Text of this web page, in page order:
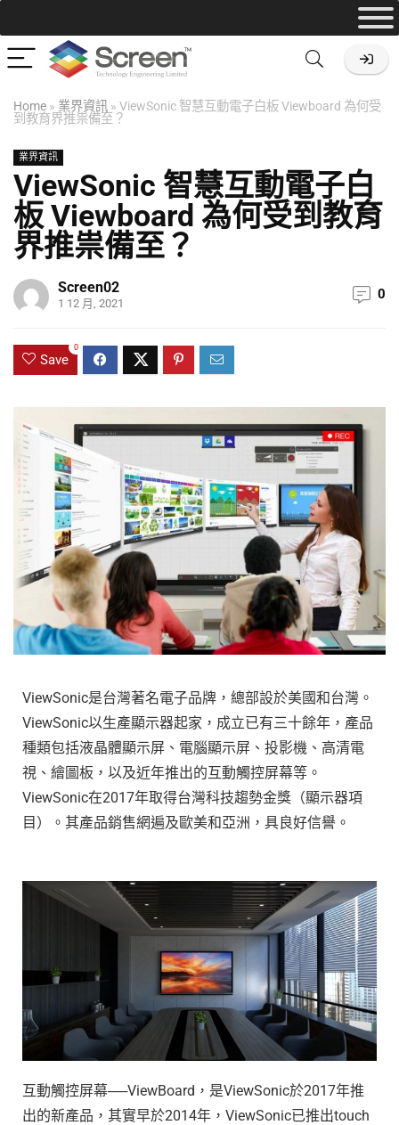
Home » 業界資訊 » ViewSonic 智慧互動電子白板 Viewboard 為何受
到教育界推祟備至？
業界資訊
ViewSonic 智慧互動電子白
板 Viewboard 為何受到教育
界推祟備至？
Screen02
1 12 月, 2021
0
Save
0
ViewSonic是台灣著名電子品牌，總部設於美國和台灣。
ViewSonic以生產顯示器起家，成立已有三十餘年，產品
種類包括液晶體顯示屏、電腦顯示屏、投影機、高清電
視、繪圖板，以及近年推出的互動觸控屏幕等。
ViewSonic在2017年取得台灣科技趨勢金獎（顯示器項
目）。其產品銷售網遍及歐美和亞洲，具良好信譽。
互動觸控屏幕──ViewBoard，是ViewSonic於2017年推
出的新產品，其實早於2014年，ViewSonic已推出touch